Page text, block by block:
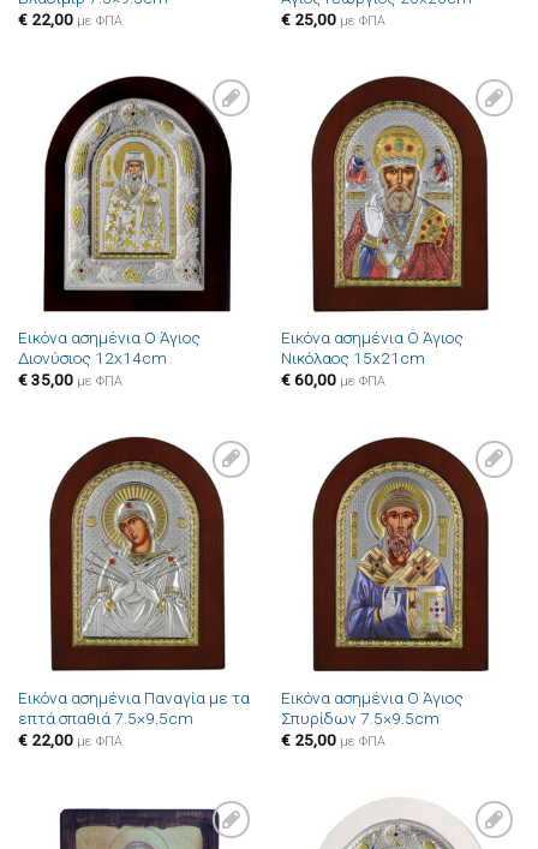
€22,00 με ΦΠΑ
€25,00 με ΦΠΑ
Πρόσθήκη
στην λίστα
επιθυμιών
Εικόνα ασημένια Ο Άγιος
Διονύσιος 12x14cm
€35,00 με ΦΠΑ
Πρόσθήκη
στην λίστα
επιθυμιών
Εικόνα ασημένια Ο Άγιος
Νικόλαος 15x21cm
€60,00 με ΦΠΑ
Πρόσθήκη
στην λίστα
επιθυμιών
Εικόνα ασημένια Παναγία με τα
επτά σπαθιά 7.5×9.5cm
€22,00 με ΦΠΑ
Πρόσθήκη
στην λίστα
επιθυμιών
Εικόνα ασημένια Ο Άγιος
Σπυρίδων 7.5×9.5cm
€25,00 με ΦΠΑ